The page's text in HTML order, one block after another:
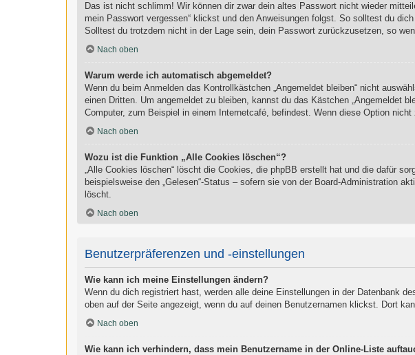
Das ist nicht schlimm! Wir können dir zwar dein altes Passwort nicht wieder
mein Passwort vergessen“ klickst und den Anweisungen folgst. So solltest du
Solltest du trotzdem nicht in der Lage sein, dein Passwort zurückzusetzen, so
Nach oben
Warum werde ich automatisch abgemeldet?
Wenn du beim Anmelden das Kontrollkästchen „Angemeldet bleiben“ nicht
einen Dritten. Um angemeldet zu bleiben, kannst du das Kästchen „Angemeldet
Computer, zum Beispiel in einem Internetcafé, befindest. Wenn diese Option
Nach oben
Wozu ist die Funktion „Alle Cookies löschen“?
„Alle Cookies löschen“ löscht die Cookies, die phpBB erstellt hat und die dafür
beispielsweise den „Gelesen“-Status – sofern sie von der Board-Administration
löscht.
Nach oben
Benutzerpräferenzen und -einstellungen
Wie kann ich meine Einstellungen ändern?
Wenn du dich registriert hast, werden alle deine Einstellungen in der Datenbank
oben auf der Seite angezeigt, wenn du auf deinen Benutzernamen klickst. Dort
Nach oben
Wie kann ich verhindern, dass mein Benutzername in der Online-Liste